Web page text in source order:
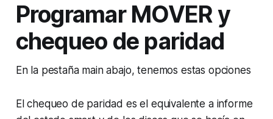
Programar MOVER y
chequeo de paridad
En la pestaña main abajo, tenemos estas opciones
El chequeo de paridad es el equivalente a informe